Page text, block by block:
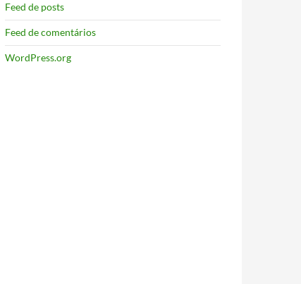
Feed de posts
Feed de comentários
WordPress.org